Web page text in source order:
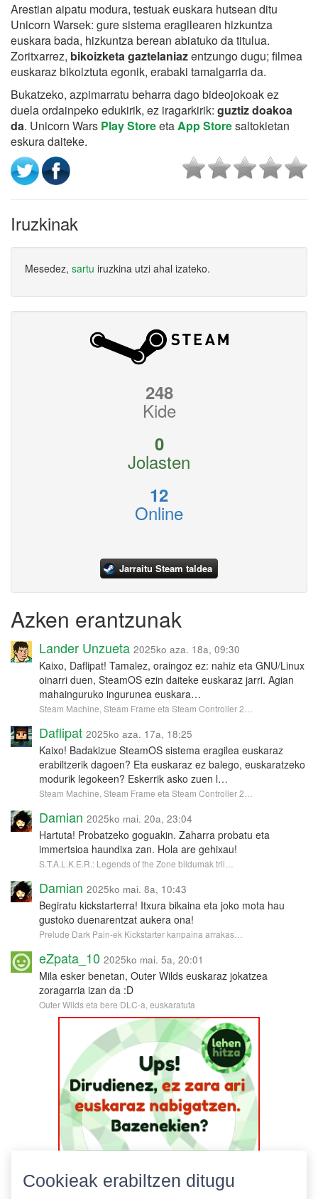
Arestian aipatu modura, testuak euskara hutsean ditu
Unicorn Warsek: gure sistema eragilearen hizkuntza
euskara bada, hizkuntza berean abiatuko da titulua.
Zoritxarrez, bikoizketa gaztelaniazentzungo dugu; filmea
euskaraz bikoiztuta egonik, erabaki tamalgarria da.
Bukatzeko, azpimarratu beharra dago bideojokoak ez
duela ordainpeko edukirik, ez iragarkirik: guztiz doakoa
da. Unicorn Wars Play StoreetaApp Storesaltokietan
eskura daiteke.
Iruzkinak
Mesedez, sartu iruzkina utzi ahal izateko.
248
Kide
0
Jolasten
12
Online
Jarraitu Steam taldea
Azken erantzunak
Lander Unzueta 2025ko aza. 18a, 09:30
Kaixo, Daflipat! Tamalez, oraingoz ez: nahiz eta GNU/Linux
oinarri duen, SteamOS ezin daiteke euskaraz jarri. Agian
mahainguruko ingurunea euskara…
Steam Machine, Steam Frame eta Steam Controller 2…
Daflipat 2025ko aza. 17a, 18:25
Kaixo! Badakizue SteamOS sistema eragilea euskaraz
erabiltzerik dagoen? Eta euskaraz ez balego, euskaratzeko
modurik legokeen? Eskerrik asko zuen l…
Steam Machine, Steam Frame eta Steam Controller 2…
Damian 2025ko mai. 20a, 23:04
Hartuta! Probatzeko goguakin. Zaharra probatu eta
immertsioa haundixa zan. Hola are gehixau!
S.T.A.L.K.E.R.: Legends of the Zone bildumak tril…
Damian 2025ko mai. 8a, 10:43
Begiratu kickstarterra! Itxura bikaina eta joko mota hau
gustoko duenarentzat aukera ona!
Prelude Dark Pain-ek Kickstarter kanpaina arrakas…
eZpata_10 2025ko mai. 5a, 20:01
Mila esker benetan, Outer Wilds euskaraz jokatzea
zoragarria izan da :D
Outer Wilds eta bere DLC-a, euskaratuta
Cookieak erabiltzen ditugu